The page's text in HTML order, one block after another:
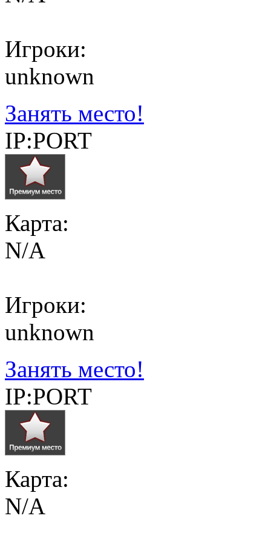
Игроки:
unknown
Занять место!
IP:PORT
Карта:
N/A
Игроки:
unknown
Занять место!
IP:PORT
Карта:
N/A